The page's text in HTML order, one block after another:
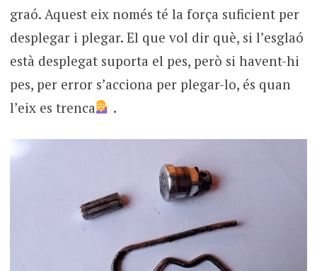
graó. Aquest eix només té la força suficient per
desplegar i plegar. El que vol dir què, si l’esglaó
està desplegat suporta el pes, però si havent-hi
pes, per error s’acciona per plegar-lo, és quan
l’eix es trenca
.